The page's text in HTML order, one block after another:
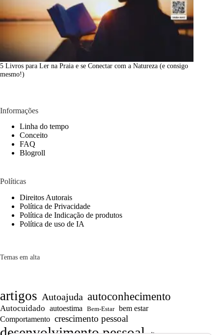
5 Livros para Ler na Praia e se Conectar com a Natureza (e consigo
mesmo!)
Informações
Linha do tempo
Conceito
FAQ
Blogroll
Políticas
Direitos Autorais
Política de Privacidade
Política de Indicação de produtos
Política de uso de IA
Temas em alta
artigos Autoajuda autoconhecimento
Autocuidado autoestima Bem-Estar bem estar
Comportamento crescimento pessoal
desenvolvimento pessoal